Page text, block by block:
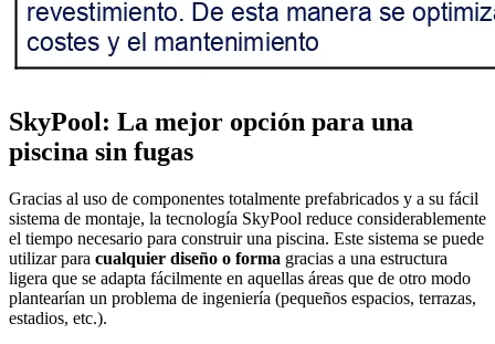
SkyPool: La mejor opción para una
piscina sin fugas
Gracias al uso de componentes totalmente prefabricados y a su fácil
sistema de montaje, la tecnología SkyPool reduce considerablemente
el tiempo necesario para construir una piscina. Este sistema se puede
utilizar para cualquier diseño o forma gracias a una estructura
ligera que se adapta fácilmente en aquellas áreas que de otro modo
plantearían un problema de ingeniería (pequeños espacios, terrazas,
estadios, etc.).